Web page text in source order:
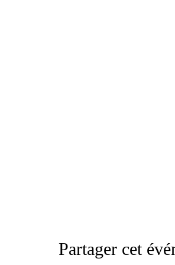
Partager cet